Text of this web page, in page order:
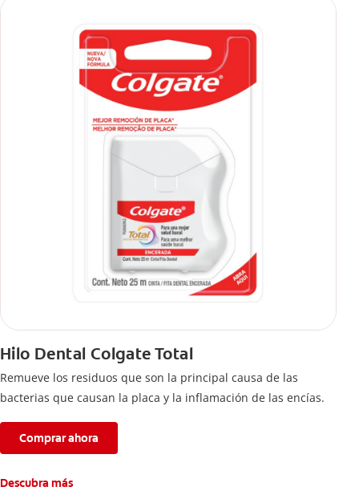
Hilo Dental Colgate Total
Remueve los residuos que son la principal causa de las
bacterias que causan la placa y la inflamación de las encías.
Comprar ahora
Descubra más